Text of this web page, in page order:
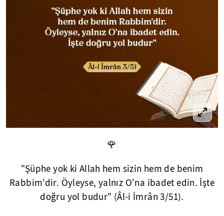
🌹
"Şüphe yok ki Allah hem sizin hem de benim
Rabbim'dir. Öyleyse, yalnız O'na ibadet edin. İşte
doğru yol budur" (Âl-i İmrân 3/51).